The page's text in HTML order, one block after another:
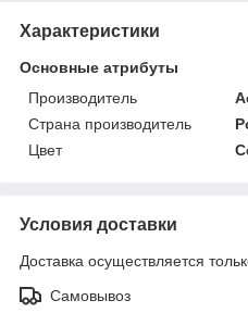
Характеристики
Основные атрибуты
Производитель
Страна производитель
Цвет
Условия доставки
Доставка осуществляется
Самовывоз